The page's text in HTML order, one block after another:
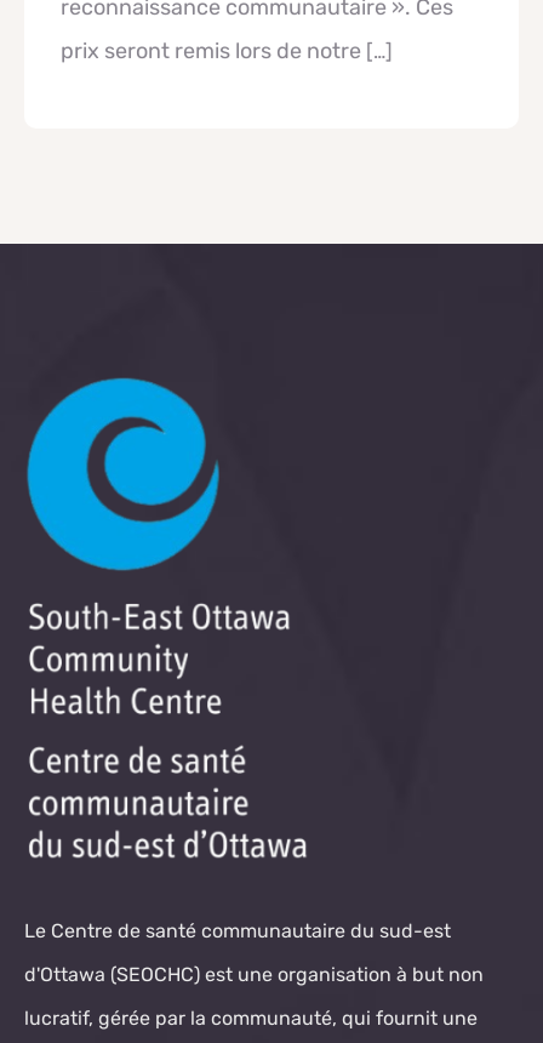
reconnaissance communautaire ». Ces
prix seront remis lors de notre […]
Le Centre de santé communautaire du sud-est
d'Ottawa (SEOCHC) est une organisation à but non
lucratif, gérée par la communauté, qui fournit une